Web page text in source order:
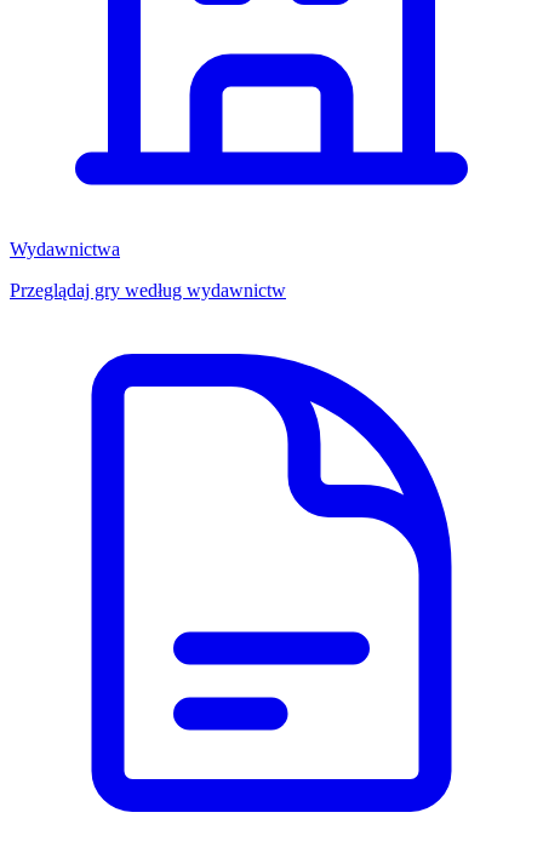
Wydawnictwa
Przeglądaj gry według wydawnictw